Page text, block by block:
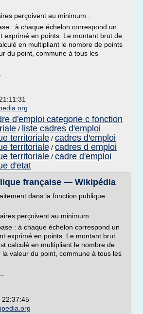
perçoivent au minimum :
: à chaque échelon correspond un
exprimé en points. Le montant brut de
en multipliant le nombre de points
du point, commune à tous les
d'emploi categorie c fonction
/ liste cadres d'emploi
territoriale / cadres d'emploi
territoriale / cadres d emploi
territoriale / cadre d'emploi
d'etat
française — Wikipédia
dans la fonction publique
perçoivent au minimum :
: à chaque échelon correspond un
exprimé en points. Le montant brut
calculé en multipliant le nombre de
la valeur du point, commune à tous les
22:37:45